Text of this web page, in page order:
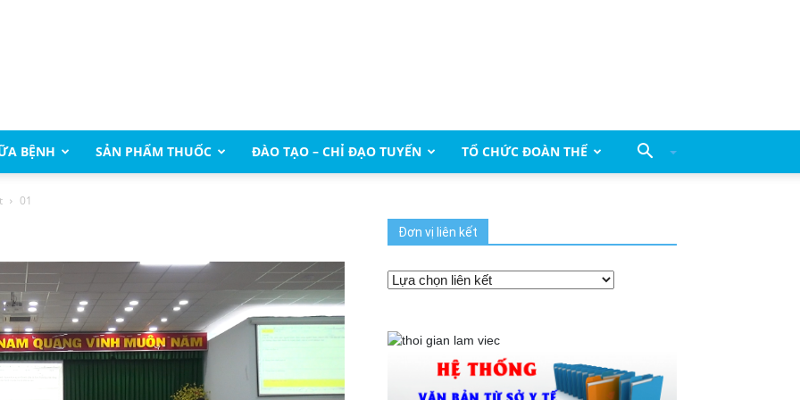
BỆNH SẢN PHẨM THUỐC ĐÀO TẠO – CHỈ ĐẠO TUYẾN TỔ CHỨC ĐOÀN THỂ
01
Đơn vị liên kết